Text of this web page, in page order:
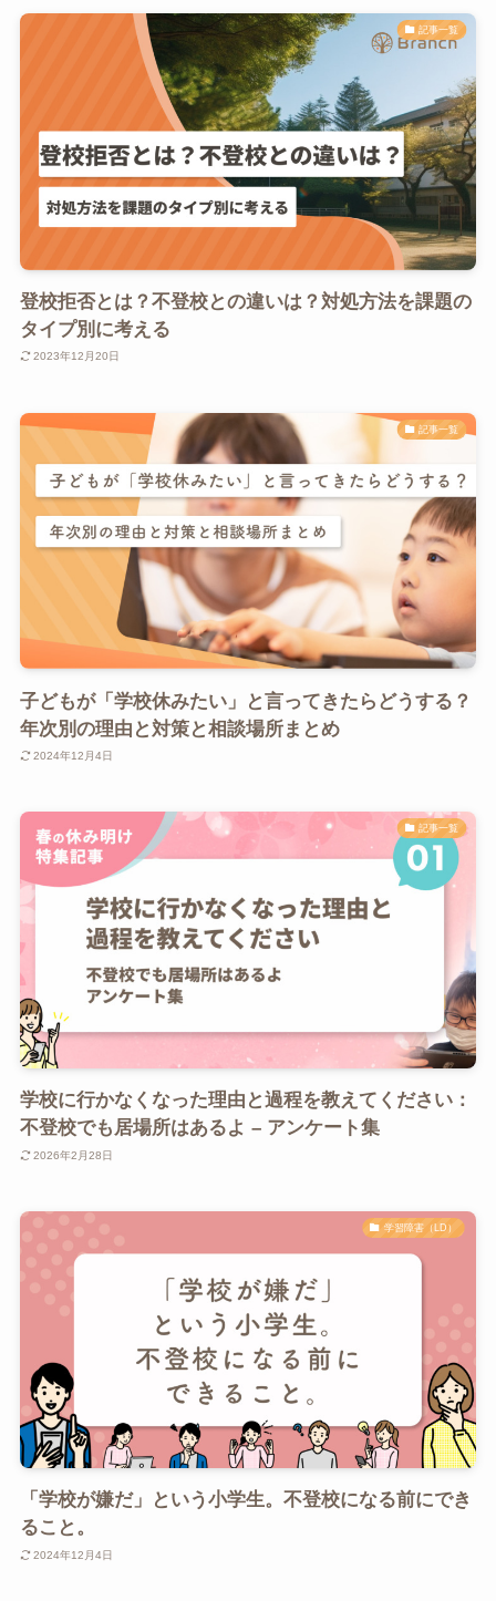
記事一覧
登校拒否とは？不登校との違いは？対処方法を課題の
タイプ別に考える
2023年12月20日
記事一覧
子どもが「学校休みたい」と言ってきたらどうする？
年次別の理由と対策と相談場所まとめ
2024年12月4日
記事一覧
学校に行かなくなった理由と過程を教えてください：
不登校でも居場所はあるよ – アンケート集
2026年2月28日
学習障害（LD）
「学校が嫌だ」という小学生。不登校になる前にでき
ること。
2024年12月4日